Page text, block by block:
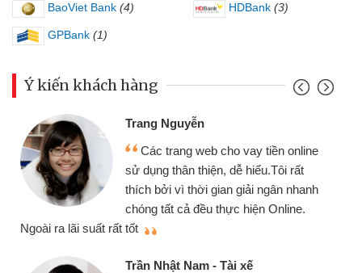
BaoViet Bank (4) HDBank (3)
GPBank (1)
Ý kiến khách hàng
cho vay tiền online
dễ hiểu.Tôi rất
giải ngân nhanh
hiện Online.
Tài xế
Mình cần tiền gấp
chiếc xe wave nhưng
gói vay tiền bằng
cần gặp mặt nên rất
thiệu cho bạn bè biết
Cấn Văn Lực - Tạp